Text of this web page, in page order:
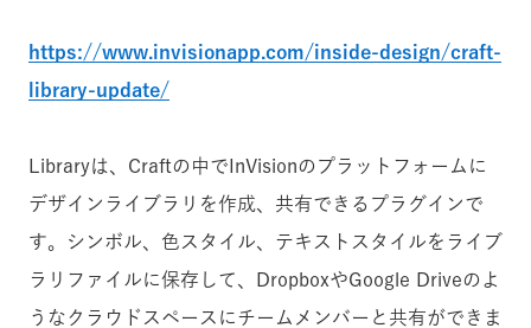
https://www.invisionapp.com/inside-design/craft-
library-update/
Libraryは、Craftの中でInVisionのプラットフォームに
デザインライブラリを作成、共有できるプラグインで
す。シンボル、色スタイル、テキストスタイルをライブ
ラリファイルに保存して、DropboxやGoogle Driveのよ
うなクラウドスペースにチームメンバーと共有ができま